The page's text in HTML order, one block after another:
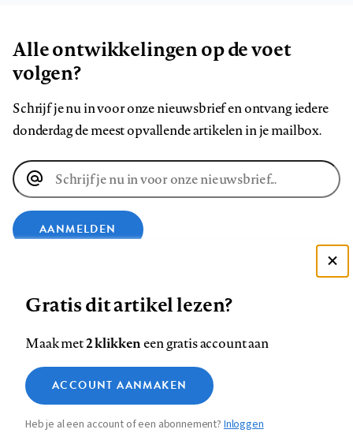
Alle ontwikkelingen op de voet
volgen?
Schrijf je nu in voor onze nieuwsbrief en ontvang iedere
donderdag de meest opvallende artikelen in je mailbox.
E-
mailadres
AANMELDEN
op
Facebook
op
LinkedIn
op
Bluesky
ons
op
InstagramYouTube
Footer
Contact Colofon Disclaimer Privacy
Medische vragen verdienen
betrouwbare antwoorden
Zie onze cookie policy
Analytische cookies
Marketing cookies
Gratis dit artikel lezen?
Maak met2 klikkeneen gratis account aan
ACCOUNT AANMAKEN
Heb je al een account of een abonnement?Inloggen